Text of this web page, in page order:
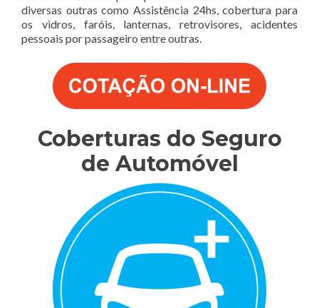
diversas outras como Assistência 24hs, cobertura para
os vidros, faróis, lanternas, retrovisores, acidentes
pessoais por passageiro entre outras.
Coberturas do Seguro
de Automóvel